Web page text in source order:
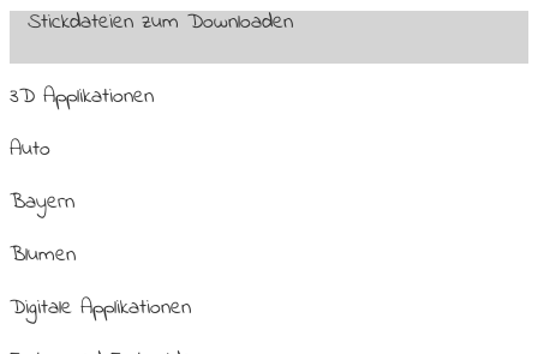
Stickdateien zum Downloaden
3D Applikationen
Auto
Bayern
Blumen
Digitale Applikationen